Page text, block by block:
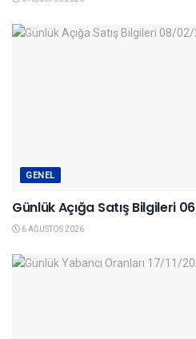
GENEL
Günlük Açığa Satış Bilgileri
6 AĞUSTOS 2026